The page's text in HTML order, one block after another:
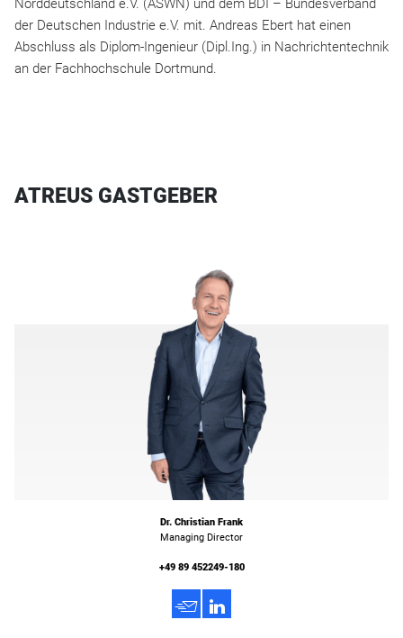
Norddeutschland e.V. (ASWN) und dem BDI – Bundesverband
der Deutschen Industrie e.V. mit. Andreas Ebert hat einen
Abschluss als Diplom-Ingenieur (Dipl.Ing.) in Nachrichtentechnik
an der Fachhochschule Dortmund.
ATREUS GASTGEBER
Dr. Christian Frank
Managing Director
+49 89 452249-180
h 3